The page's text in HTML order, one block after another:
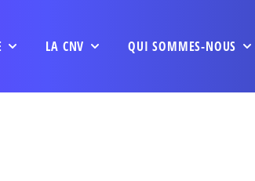
LA CNV QUI SOMMES-NOUS